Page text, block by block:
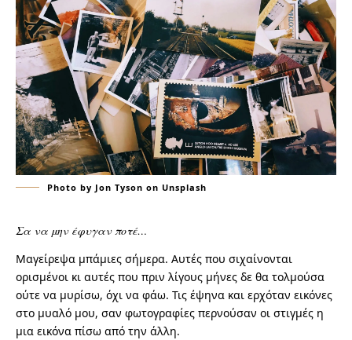
Photo by Jon Tyson on Unsplash
Σα να μην έφυγαν ποτέ…
Μαγείρεψα μπάμιες σήμερα. Αυτές που σιχαίνονται
ορισμένοι κι αυτές που πριν λίγους μήνες δε θα τολμούσα
ούτε να μυρίσω, όχι να φάω. Τις έψηνα και ερχόταν εικόνες
στο μυαλό μου, σαν φωτογραφίες περνούσαν οι στιγμές η
μια εικόνα πίσω από την άλλη.